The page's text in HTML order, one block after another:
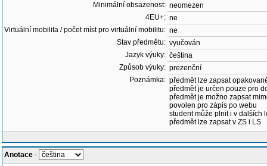
Minimální obsazenost: neomezen
4EU+: ne
Virtuální mobilita / počet míst pro virtuální mobilitu: ne
Stav předmětu: vyučován
Jazyk výuky: čeština
Způsob výuky: prezenční
Poznámka: předmět lze zapsat
předmět je určen pouze pro
předmět je možno zapsat
povolen pro zápis po webu
student může plnit i v dalších
předmět lze zapsat v ZS i LS
Anotace -